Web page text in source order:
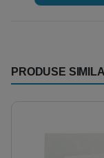
PRODUSE